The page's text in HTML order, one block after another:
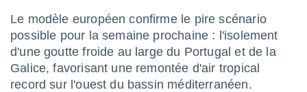
en
Le modèle européen confirme le pire scénario
possible pour la semaine prochaine : l'isolement
d'une goutte froide au large du Portugal et de la
Galice, favorisant une remontée d'air tropical
record sur l'ouest du bassin méditerranéen.